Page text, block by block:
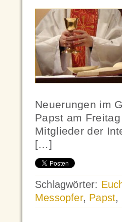
Neuerungen im
Papst am
Mitglieder der
[…]
Schlagwörter:
Messopfer, Papst,